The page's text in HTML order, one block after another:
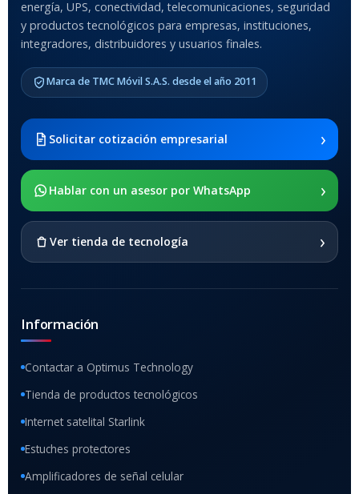
MODELO DE TABLETS
COMPATIBLES
Samsung Galaxy Tab A8 10.5
2021 SM-x200 / Samsung
x205
SOPORTE DE APOYO
energía, UPS, conectividad, telecomunicaciones, seguridad
y productos tecnológicos para empresas, instituciones,
integradores, distribuidores y usuarios finales.
Marca de TMC Móvil S.A.S. desde el año 2011
Solicitar cotización empresarial ›
Hablar con un asesor por WhatsApp ›
Ver tienda de tecnología ›
Información
Contactar a Optimus Technology
Tienda de productos tecnológicos
Internet satelital Starlink
Estuches protectores
Amplificadores de señal celular